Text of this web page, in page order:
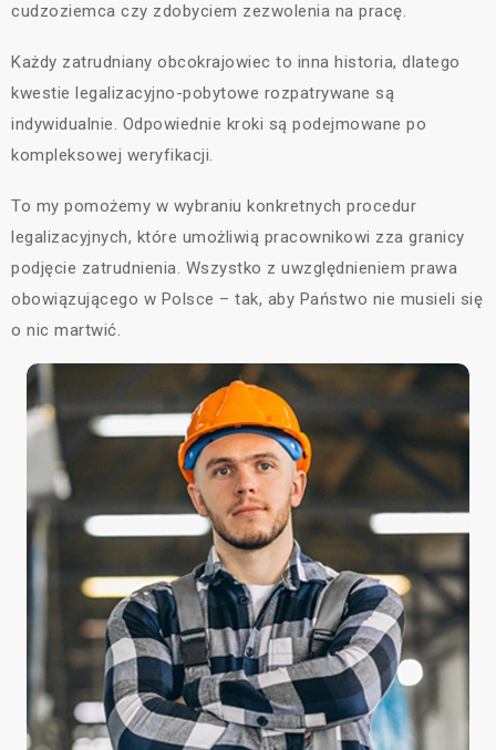
cudzoziemca czy zdobyciem zezwolenia na pracę.
Każdy zatrudniany obcokrajowiec to inna historia, dlatego
kwestie legalizacyjno-pobytowe rozpatrywane są
indywidualnie. Odpowiednie kroki są podejmowane po
kompleksowej weryfikacji.
To my pomożemy w wybraniu konkretnych procedur
legalizacyjnych, które umożliwią pracownikowi zza granicy
podjęcie zatrudnienia. Wszystko z uwzględnieniem prawa
obowiązującego w Polsce – tak, aby Państwo nie musieli się
o nic martwić.